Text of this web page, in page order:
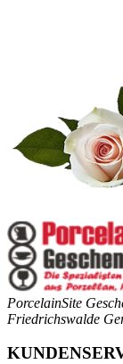
PorcelainSite
Friedrichswalde